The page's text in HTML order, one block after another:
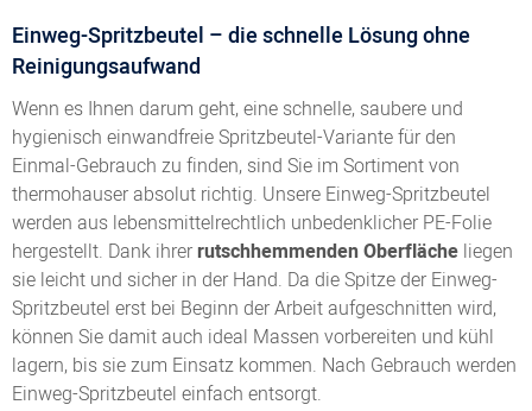
Einweg-Spritzbeutel – die schnelle Lösung ohne
Reinigungsaufwand
Wenn es Ihnen darum geht, eine schnelle, saubere und
hygienisch einwandfreie Spritzbeutel-Variante für den
Einmal-Gebrauch zu finden, sind Sie im Sortiment von
thermohauser absolut richtig. Unsere Einweg-Spritzbeutel
werden aus lebensmittelrechtlich unbedenklicher PE-Folie
hergestellt. Dank ihrerrutschhemmenden Oberfläche liegen
sie leicht und sicher in der Hand. Da die Spitze der Einweg-
Spritzbeutel erst bei Beginn der Arbeit aufgeschnitten wird,
können Sie damit auch ideal Massen vorbereiten und kühl
lagern, bis sie zum Einsatz kommen. Nach Gebrauch werden
Einweg-Spritzbeutel einfach entsorgt.